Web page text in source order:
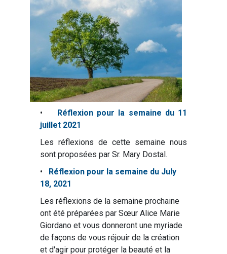
•
Réflexion pour la semaine du 11
juillet 2021
Les réflexions de cette semaine nous
sont proposées par Sr. Mary Dostal.
• Réflexion pour la semaine du July
18, 2021
Les réflexions de la semaine prochaine
ont été préparées par Sœur Alice Marie
Giordano et vous donneront une myriade
de façons de vous réjouir de la création
et d'agir pour protéger la beauté et la